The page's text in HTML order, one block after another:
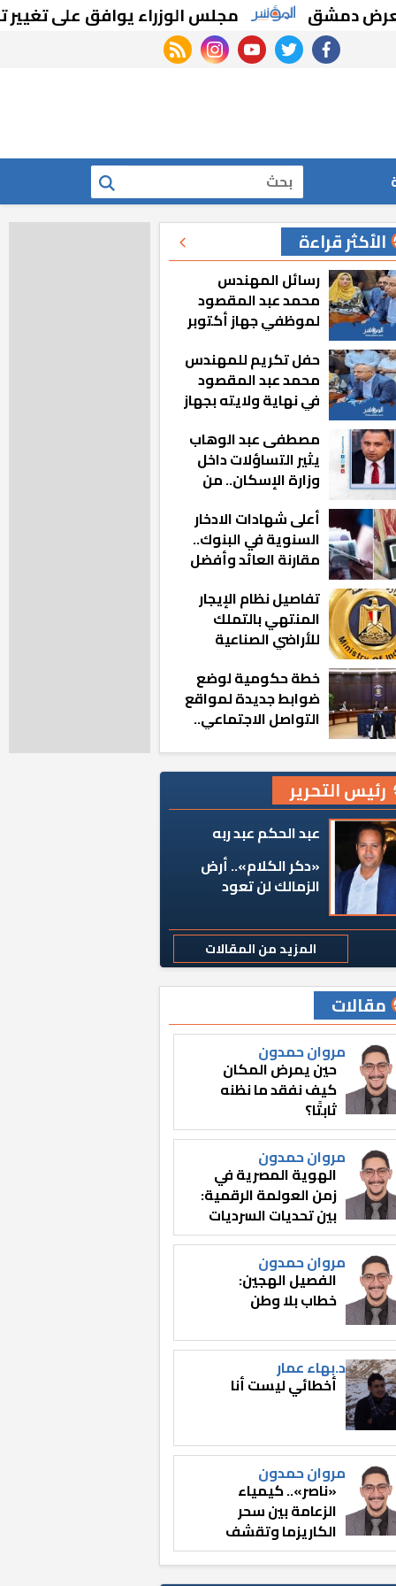
مجلس الوزراء يوافق على تغيير
facebook
twitter
youtube
instagram
rss feed
بحث
الأكثر قراءة
رسائل المهندس
محمد عبد المقصود
لموظفي جهاز أكتوبر
مشيت والمدينة
رجعت للخلف»
حفل تكريم للمهندس
محمد عبد المقصود
في نهاية ولايته بجهاز
مصطفى عبد الوهاب
يثير التساؤلات داخل
وزارة الإسكان.. من
المناصب؟
أعلى شهادات الادخار
السنوية في البنوك..
مقارنة العائد وأفضل
تفاصيل نظام الإيجار
المنتهي بالتملك
للأراضي الصناعية
خطة حكومية لوضع
ضوابط جديدة لمواقع
التواصل الاجتماعي..
رئيس التحرير
عبد الحكم عبد ربه
«دكر الكلام».. أرض
الزمالك لن تعود
المزيد من المقالات
مقالات
مروان حمدون
حين يمرض المكان
كيف نفقد ما نظنه
ثابتًا؟
مروان حمدون
الهوية المصرية في
زمن العولمة الرقمية:
بين تحديات السرديات
وصناعة الوعي
مروان حمدون
الفصيل الهجين:
خطاب بلا وطن
د.بهاء عمار
أخطائي ليست أنا
مروان حمدون
«ناصر».. كيمياء
الزعامة بين سحر
الكاريزما وتقشف
الثائر